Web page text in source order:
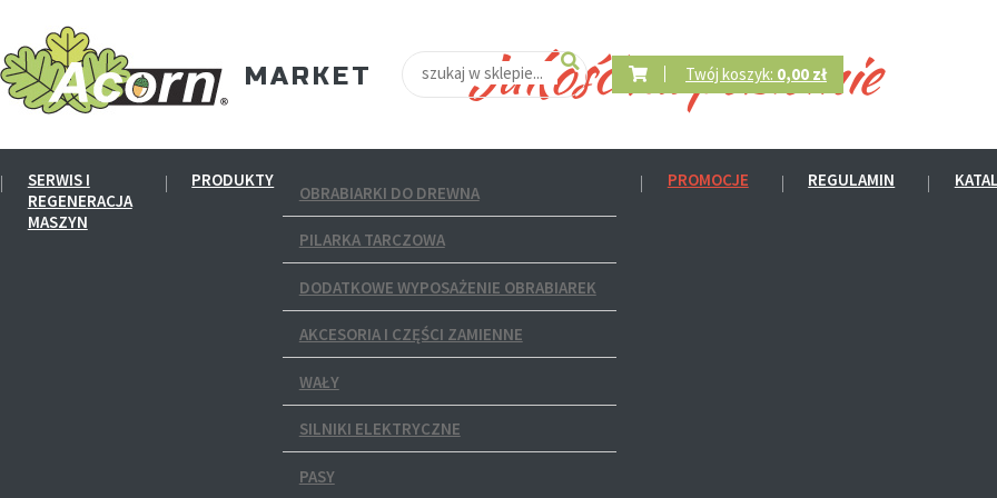
Twój koszyk: 0,00 zł
SERWIS I
REGENERACJA
MASZYN
PRODUKTY
OBRABIARKI DO DREWNA
PILARKA TARCZOWA
DODATKOWE WYPOSAŻENIE OBRABIAREK
AKCESORIA I CZĘŚCI ZAMIENNE
WAŁY
SILNIKI ELEKTRYCZNE
PASY
PROMOCJE REGULAMIN